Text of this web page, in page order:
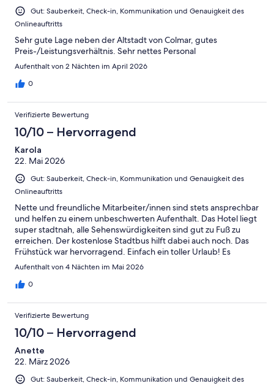
Gut: Sauberkeit, Check-in, Kommunikation und Genauigkeit des
Onlineauftritts
Sehr gute Lage neben der Altstadt von Colmar, gutes
Preis-/Leistungsverhältnis. Sehr nettes Personal
Aufenthalt von 2 Nächten im April 2026
0
Verifizierte Bewertung
10/10 – Hervorragend
Karola
22. Mai 2026
Gut: Sauberkeit, Check-in, Kommunikation und Genauigkeit des
Onlineauftritts
Nette und freundliche Mitarbeiter/innen sind stets ansprechbar
und helfen zu einem unbeschwerten Aufenthalt. Das Hotel liegt
super stadtnah, alle Sehenswürdigkeiten sind gut zu Fuß zu
erreichen. Der kostenlose Stadtbus hilft dabei auch noch. Das
Frühstück war hervorragend. Einfach ein toller Urlaub! Es
empfiehlt sich, einen Parkplatz zu buchen.
Aufenthalt von 4 Nächten im Mai 2026
0
Verifizierte Bewertung
10/10 – Hervorragend
Anette
22. März 2026
Gut: Sauberkeit, Check-in, Kommunikation und Genauigkeit des